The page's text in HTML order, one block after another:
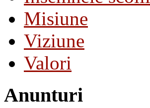
Misiune
Viziune
Valori
Anunturi